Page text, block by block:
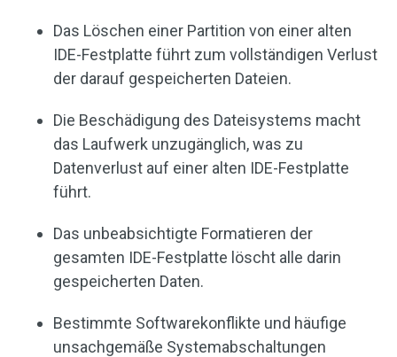
Das Löschen einer Partition von einer alten
IDE-Festplatte führt zum vollständigen Verlust
der darauf gespeicherten Dateien.
Die Beschädigung des Dateisystems macht
das Laufwerk unzugänglich, was zu
Datenverlust auf einer alten IDE-Festplatte
führt.
Das unbeabsichtigte Formatieren der
gesamten IDE-Festplatte löscht alle darin
gespeicherten Daten.
Bestimmte Softwarekonflikte und häufige
unsachgemäße Systemabschaltungen